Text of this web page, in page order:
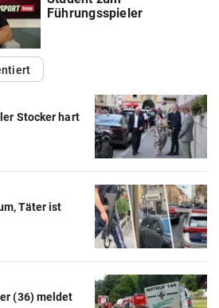
Führungsspieler
Stocker hart
Täter ist
(36) meldet